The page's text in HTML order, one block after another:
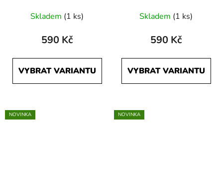
Skladem (1 ks)
590 Kč
VYBRAT VARIANTU
Skladem (1 ks)
590 Kč
VYBRAT VARIANTU
NOVINKA NOVINKA